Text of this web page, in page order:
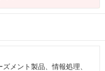
ズメント製品
情報処理